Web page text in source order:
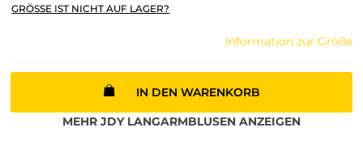
GRÖSSE IST NICHT AUF LAGER?
Information zur Größe
IN DEN WARENKORB
MEHR JDY LANGARMBLUSEN ANZEIGEN